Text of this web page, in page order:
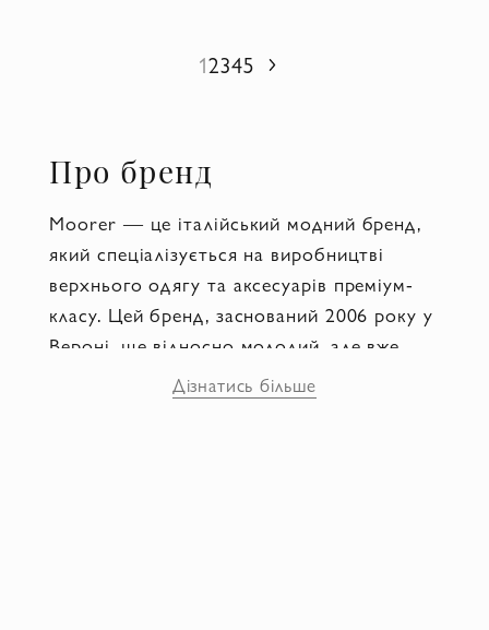
12345Наступний
Про бренд
Moorer — це італійський модний бренд,
який спеціалізується на виробництві
верхнього одягу та аксесуарів преміум-
класу. Цей бренд, заснований 2006 року у
Вероні, ще відносно молодий, але вже
встиг здобути світову популярність.
Дізнатись більше